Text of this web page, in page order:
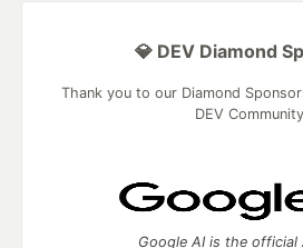
💎 DEV Diamond
Thank you to our Diamond
DEV Community
Google AI is the official